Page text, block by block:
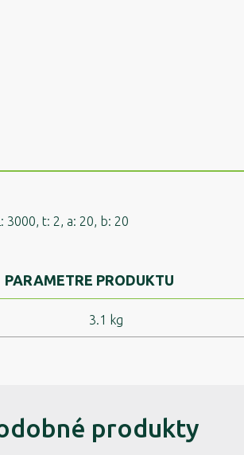
t: 2, a: 20, b: 20
PARAMETRE PRODUKTU
3.1 kg
produkty